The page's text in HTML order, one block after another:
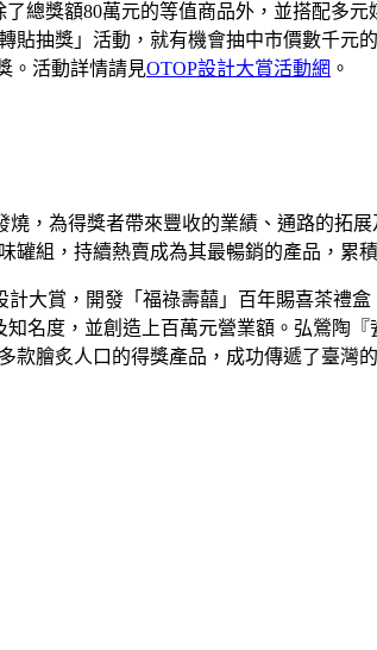
總獎額80萬元的等值商品外，並搭配多
抽獎」活動，就有機會抽中市價數千元
。活動詳情請見OTOP設計大賞活動網 。
，為得獎者帶來豐收的業績、通路的拓
組，持續熱賣成為其最暢銷的產品，累
大賞，開發「福祿壽囍」百年賜喜茶禮
知名度，並創造上百萬元營業額。弘鶯陶
膾炙人口的得獎產品，成功傳遞了臺灣